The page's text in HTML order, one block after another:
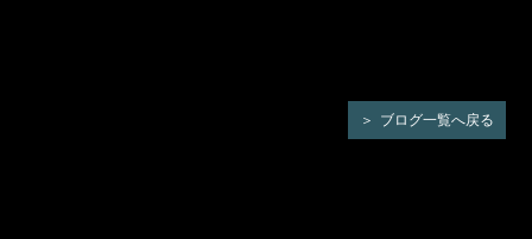
ブログ一覧へ戻る